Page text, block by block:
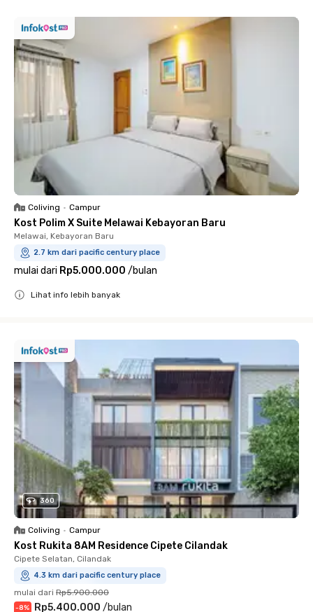
Coliving • Campur
Kost Polim X Suite Melawai Kebayoran Baru
Melawai, Kebayoran Baru
2.7 km dari pacific century place
mulai dari Rp5.000.000 /bulan
Lihat info lebih banyak
360
Coliving • Campur
Kost Rukita 8AM Residence Cipete Cilandak
Cipete Selatan, Cilandak
4.3 km dari pacific century place
mulai dari Rp5.900.000
-8% Rp5.400.000 /bulan